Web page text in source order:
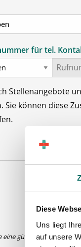
Diese
Uns liegt
auf unsere
für tel.
Stellenangebote
Sie können diese
eine gültige E-Mail-